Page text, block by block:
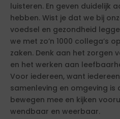
luisteren. En geven duidelijk
hebben. Wist je dat we bij
voedsel en gezondheid
we met zo’n 1000 collega’s
zaken. Denk aan het zorgen
en het werken aan
Voor iedereen, want
samenleving en omgeving is
bewegen mee en kijken
wendbaar en weerbaar.